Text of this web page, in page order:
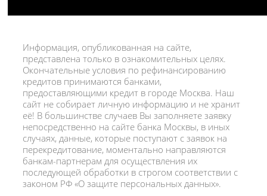
Информация, опубликованная на сайте,
представлена только в ознакомительных целях.
Окончательные условия по рефинансированию
кредитов принимаются банками,
предоставляющими кредит в городе Москва. Наш
сайт не собирает личную информацию и не хранит
её! В большинстве случаев Вы заполняете заявку
непосредственно на сайте банка Москвы, в иных
случаях, данные, которые поступают с заявок на
перекредитование, моментально направляются
банкам-партнерам для осуществления их
последующей обработки в строгом соответствии с
законом РФ «О защите персональных данных».